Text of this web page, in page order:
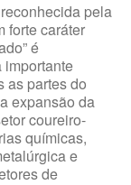
pela
forte caráter
é
importante
as partes do
expansão da
coureiro-
químicas,
e
de